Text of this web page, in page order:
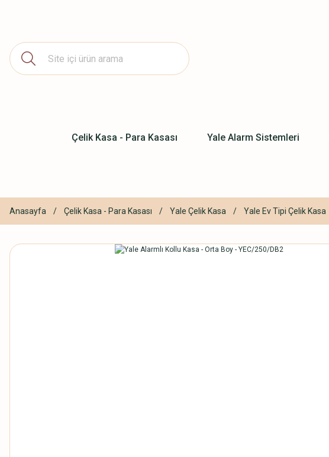
Çelik Kasa - Para Kasası Yale Alarm Sistemleri
Anasayfa Çelik Kasa - Para Kasası Yale Çelik Kasa Yale Ev Tipi Çelik Kasa